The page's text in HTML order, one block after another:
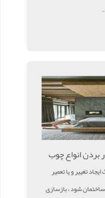
بردن انواع چوب
تغییر و یا تعمیر
شود ، بازسازی